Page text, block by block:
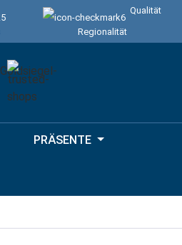
Qualität
Regionalität
PRÄSENTE